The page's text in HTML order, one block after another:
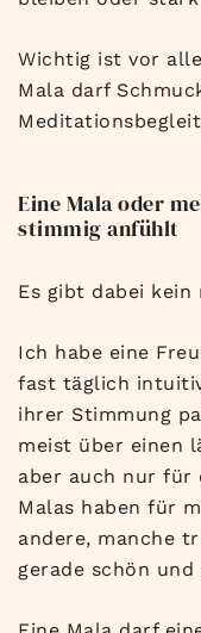
Wichtig ist vor
Mala darf
Eine Mala oder
stimmig anfühlt
Es gibt dabei
Ich habe eine
fast täglich
ihrer Stimmung
meist über einen
aber auch nur für
Malas haben für
andere, manche
gerade schön